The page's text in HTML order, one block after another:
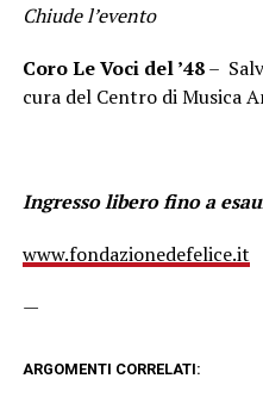
Chiude l’evento
Coro Le Voci del ’48–
cura del Centro di Musica
Ingresso libero fino a
www.fondazionedefelice.it
—
ARGOMENTI CORRELATI: